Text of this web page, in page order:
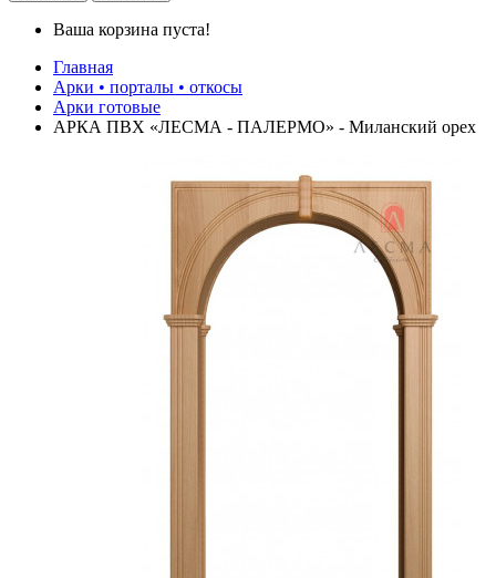
Ваша корзина пуста!
Главная
Арки • порталы • откосы
Арки готовые
АРКА ПВХ «ЛЕСМА - ПАЛЕРМО» - Миланский орех